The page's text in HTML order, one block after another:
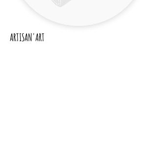
ARTISAN'ART